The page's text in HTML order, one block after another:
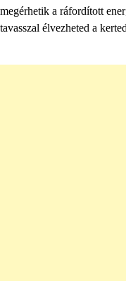
megérhetik a ráfordított
tavasszal élvezheted a